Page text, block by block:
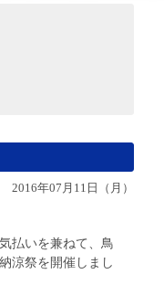
2016年07月11日（月）
払いを兼ねて、鳥
涼祭を開催しまし